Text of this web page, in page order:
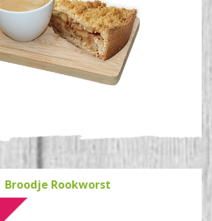
Broodje Rookworst